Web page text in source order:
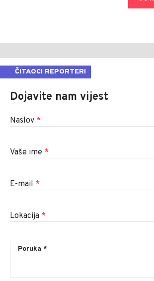
ČITAOCI REPORTERI
Dojavite nam vijest
Naslov *
Vaše ime *
E-mail *
Lokacija *